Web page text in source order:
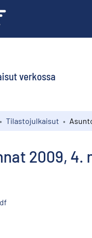
verkossa
Tilastojulkaisut
2009, 4.